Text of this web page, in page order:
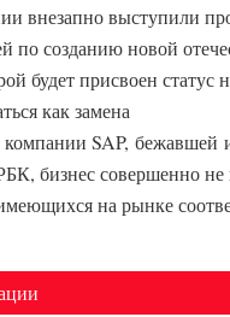
внезапно выступили
по созданию новой
будет присвоен статус
как замена
SAP, бежавшей
бизнес совершенно не
на рынке